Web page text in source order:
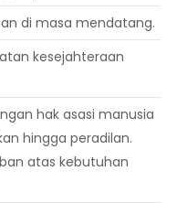
di masa mendatang.
kesejahteraan
hak asasi manusia
hingga peradilan.
atas kebutuhan